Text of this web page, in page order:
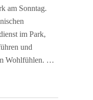
am Sonntag.
im Park,
und
Wohlfühlen. …